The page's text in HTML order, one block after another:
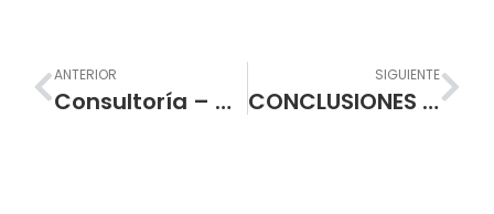
Prev
ANTERIOR
Consultoría – Diseños eléctricos e hidrosanitarios de los laboratorios de física y química
SIGUIENTE
CONCLUSIONES Y COMPROMISOS DE LAS JORNADAS PEDAGOGICAS DEL 15 AL 17 DE AGOSTO